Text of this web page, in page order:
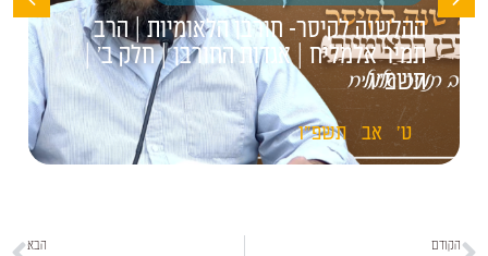
ההלשנה לקיסר- חורבן הלאומיות | הרב
תמיר אלמליח | אגדות החורבן | חלק ב' |
תשפ"ו
ט' אב תשפ"ו
הקודם הבא